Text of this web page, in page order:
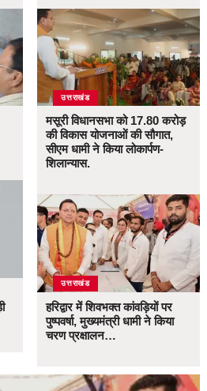
उत्तराखंड
मसूरी विधानसभा को 17.80 करोड़
की विकास योजनाओं की सौगात,
सीएम धामी ने किया लोकार्पण-
शिलान्यास.
उत्तराखंड
हरिद्वार में शिवभक्त कांवड़ियों पर
पुष्पवर्षा, मुख्यमंत्री धामी ने किया
चरण प्रक्षालन…